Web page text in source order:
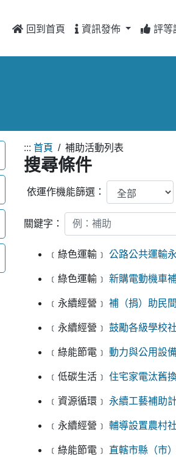
回到首頁 資訊發佈 評等
::: 首頁 / 補助活動列表
搜尋條件
依運作機能篩選：
關鍵字：
﹝綠色運輸﹞ 公路公共運輸
﹝綠色運輸﹞ 新購電動機車
﹝永續經營﹞ 補（捐）助民
﹝永續經營﹞ 鼓勵各級學校
﹝綠能節電﹞ 動力與公用設
﹝低碳生活﹞ 住宅家電汰舊
﹝資源循環﹞ 永續工藝補助
﹝永續經營﹞ 輔導設置農村
﹝綠能節電﹞ 直轄市縣（市